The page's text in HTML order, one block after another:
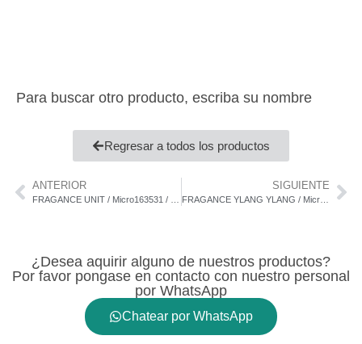
Para buscar otro producto, escriba su nombre
Regresar a todos los productos
ANTERIOR SIGUIENTE
FRAGANCE YLANG YLANG / Micro214428
¿Desea aquirir alguno de nuestros productos?
Por favor pongase en contacto con nuestro personal
por WhatsApp
Chatear por WhatsApp